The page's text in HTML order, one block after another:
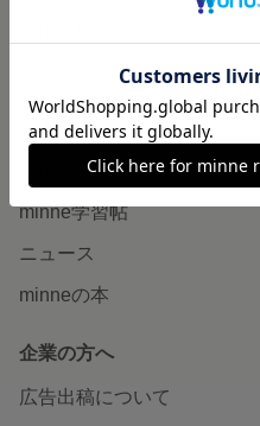
販売支援企画・イベント
読みもの
minneとものづくりと
minne学習帖
ニュース
minneの本
企業の方へ
広告出稿について